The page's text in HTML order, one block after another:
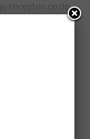
recepten op de